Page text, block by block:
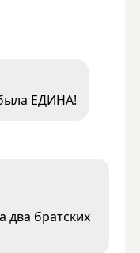
ЕДИНА!
два братских